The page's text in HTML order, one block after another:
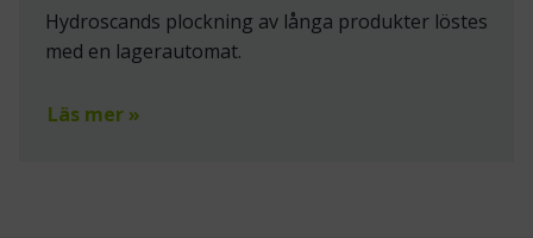
Hydroscands plockning av långa produkter löstes
med en lagerautomat.
Läs mer »